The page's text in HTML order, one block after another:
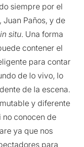
siempre por el
Juan Paños, y de
in situ. Una forma
contener el
para contar
de lo vivo, lo
de la escena.
y diferente
conocen de
ya que nos
para